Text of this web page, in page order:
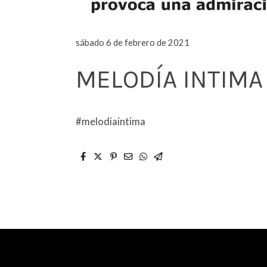
sábado 6 de febrero de 2021
MELODÍA INTIMA
#melodiaintima